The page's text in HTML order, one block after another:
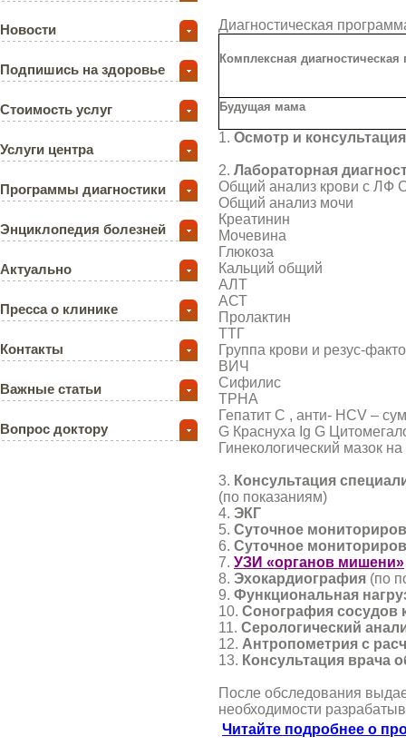
Диагностическая
Комплексная
Будущая мама
1. Осмотр и
2. Лабораторная
Общий анализ крови с ЛФ
Общий анализ мочи
Креатинин
Мочевина
Глюкоза
Кальций общий
АЛТ
АСТ
Пролактин
ТТГ
Группа крови и резус-
ВИЧ
Сифилис
ТРНА
Гепатит С , анти- НСV –
G Краснуха Ig G
Гинекологический мазок
3. Консультация
(по показаниям)
4. ЭКГ
5. Суточное
6. Суточное
7. УЗИ «органов мишени»
8. Эхокардиография (по
9. Функциональная
10. Сонография сосудов
11. Серологический
12. Антропометрия с
13. Консультация врача
После обследования
необходимости
Читайте подробнее о
Новости
Подпишись на здоровье
Стоимость услуг
Услуги центра
Программы диагностики
Энциклопедия болезней
Актуально
Пресса о клинике
Контакты
Важные статьи
Вопрос доктору